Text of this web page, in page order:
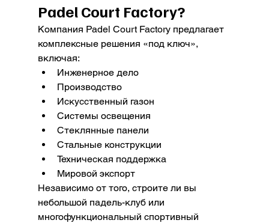
Padel Court Factory?
Компания Padel Court Factory предлагает
комплексные решения «под ключ»,
включая:
Инженерное дело
Производство
Искусственный газон
Системы освещения
Стеклянные панели
Стальные конструкции
Техническая поддержка
Мировой экспорт
Независимо от того, строите ли вы
небольшой падель-клуб или
многофункциональный спортивный